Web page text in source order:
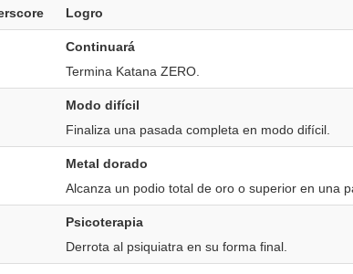
Logro
Continuará
Termina Katana ZERO.
Modo difícil
Finaliza una pasada completa en modo difícil.
Metal dorado
Alcanza un podio total de oro o superior en una
Psicoterapia
Derrota al psiquiatra en su forma final.